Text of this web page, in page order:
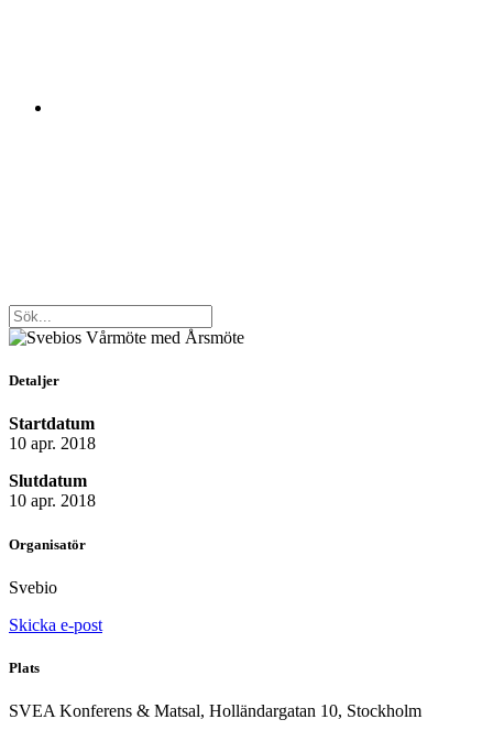
Detaljer
Startdatum
10 apr. 2018
Slutdatum
10 apr. 2018
Organisatör
Svebio
Skicka e-post
Plats
SVEA Konferens & Matsal, Holländargatan 10, Stockholm